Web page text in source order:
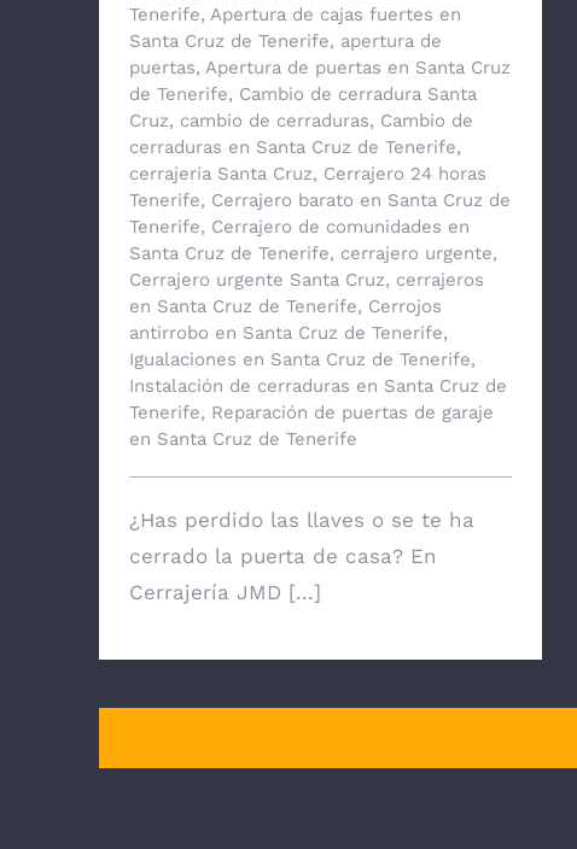
Tenerife, Apertura de cajas fuertes en
Santa Cruz de Tenerife, apertura de
puertas, Apertura de puertas en Santa Cruz
de Tenerife, Cambio de cerradura Santa
Cruz, cambio de cerraduras, Cambio de
cerraduras en Santa Cruz de Tenerife,
cerrajería Santa Cruz, Cerrajero 24 horas
Tenerife, Cerrajero barato en Santa Cruz de
Tenerife, Cerrajero de comunidades en
Santa Cruz de Tenerife, cerrajero urgente,
Cerrajero urgente Santa Cruz, cerrajeros
en Santa Cruz de Tenerife, Cerrojos
antirrobo en Santa Cruz de Tenerife,
Igualaciones en Santa Cruz de Tenerife,
Instalación de cerraduras en Santa Cruz de
Tenerife, Reparación de puertas de garaje
en Santa Cruz de Tenerife
¿Has perdido las llaves o se te ha
cerrado la puerta de casa? En
Cerrajería JMD [...]